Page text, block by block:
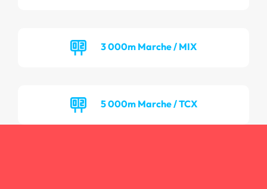
3 000m Marche / MIX
5 000m Marche / TCX